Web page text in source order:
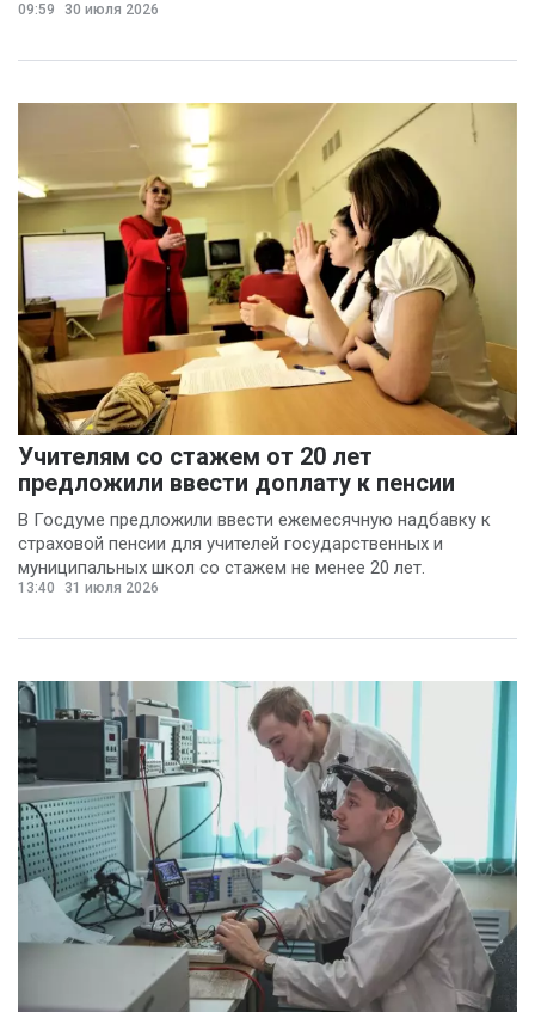
09:59 30 июля 2026
Учителям со стажем от 20 лет
предложили ввести доплату к пенсии
В Госдуме предложили ввести ежемесячную надбавку к
страховой пенсии для учителей государственных и
муниципальных школ со стажем не менее 20 лет.
13:40 31 июля 2026